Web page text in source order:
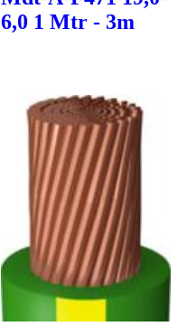
6,0 1 Mtr - 3m